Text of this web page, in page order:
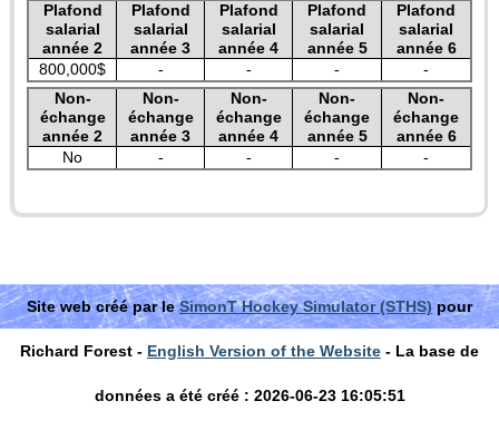
Plafond
salarial
année 2
Plafond
salarial
année 3
Plafond
salarial
année 4
Plafond
salarial
année 5
Plafond
salarial
année 6
800,000$
- - -
-
Non-
échange
année 2
Non-
échange
année 3
Non-
échange
année 4
Non-
échange
année 5
Non-
échange
année 6
No
- - - -
Site web créé par leSimonT Hockey Simulator (STHS)pour
Richard Forest - English Version of the Website - La base de
données a été créé : 2026-06-23 16:05:51